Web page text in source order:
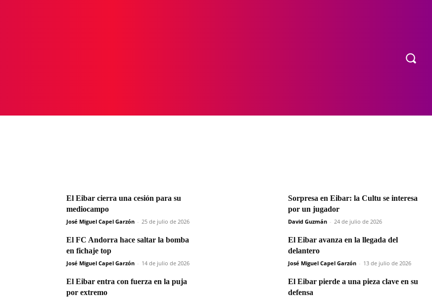
El Eibar cierra una cesión para su
mediocampo
José Miguel Capel Garzón - 25 de julio de 2026
Sorpresa en Eibar: la Cultu se interesa
por un jugador
David Guzmán - 24 de julio de 2026
El FC Andorra hace saltar la bomba
en fichaje top
José Miguel Capel Garzón - 14 de julio de 2026
El Eibar avanza en la llegada del
delantero
José Miguel Capel Garzón - 13 de julio de 2026
El Eibar entra con fuerza en la puja
por extremo
El Eibar pierde a una pieza clave en su
defensa